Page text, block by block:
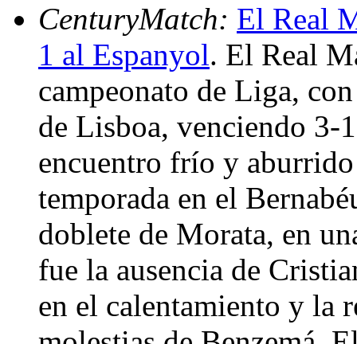
CenturyMatch: El Real
1 al Espanyol. El Real
campeonato de Liga,
de Lisboa, venciendo 3-
encuentro frío y
temporada en el
doblete de Morata, en
fue la ausencia de
en el calentamiento y la